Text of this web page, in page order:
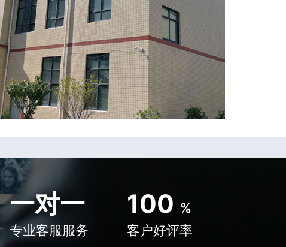
一对一
专业客服服务
100 %
客户好评率